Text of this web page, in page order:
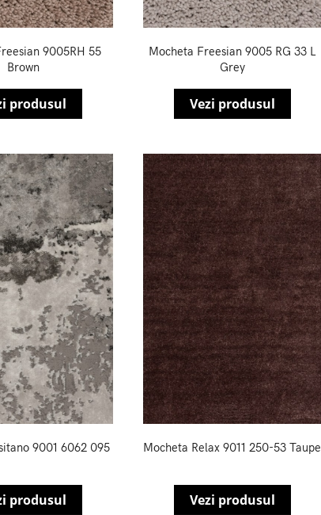
9005RH 55
Brown
produsul
Mocheta Freesian 9005 RG 33 L
Grey
Vezi produsul
9001 6062 095
produsul
Mocheta Relax 9011 250-53 Taupe
Vezi produsul